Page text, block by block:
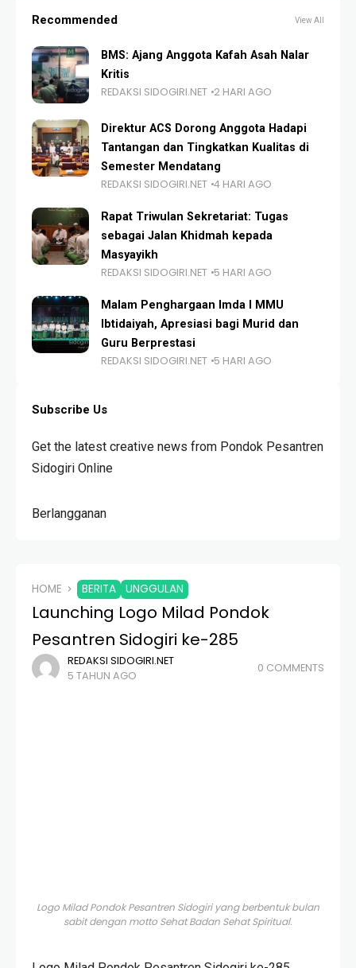
Recommended View All
BMS: Ajang Anggota Kafah Asah Nalar
Kritis
REDAKSI SIDOGIRI.NET 2 HARI AGO
Direktur ACS Dorong Anggota Hadapi
Tantangan dan Tingkatkan Kualitas di
Semester Mendatang
REDAKSI SIDOGIRI.NET 4 HARI AGO
Rapat Triwulan Sekretariat: Tugas
sebagai Jalan Khidmah kepada
Masyayikh
REDAKSI SIDOGIRI.NET 5 HARI AGO
Malam Penghargaan Imda I MMU
Ibtidaiyah, Apresiasi bagi Murid dan
Guru Berprestasi
REDAKSI SIDOGIRI.NET 5 HARI AGO
Subscribe Us
Get the latest creative news from Pondok Pesantren
Sidogiri Online
Berlangganan
HOME BERITA UNGGULAN
Launching Logo Milad Pondok
Pesantren Sidogiri ke-285
REDAKSI SIDOGIRI.NET
5 TAHUN AGO
0 COMMENTS